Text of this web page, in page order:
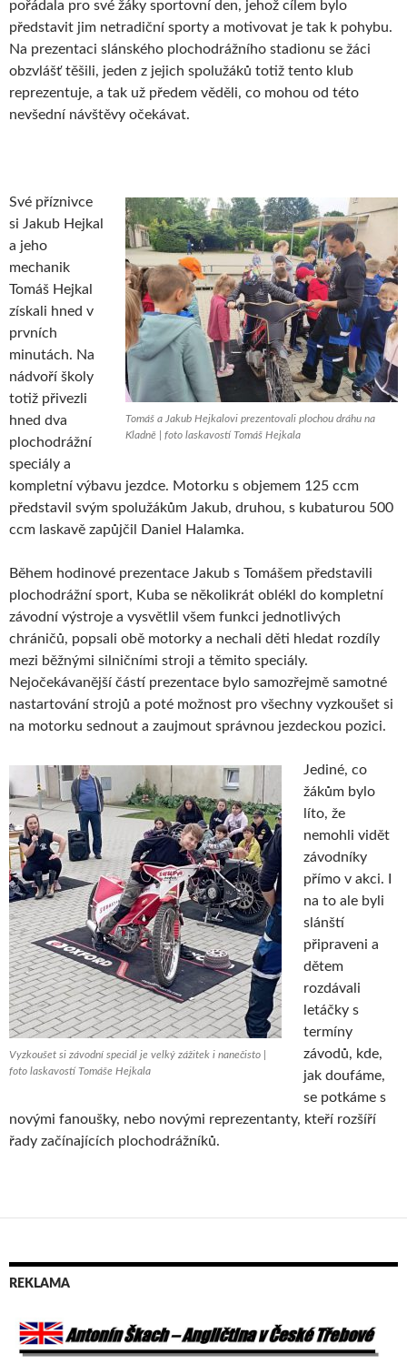
pořádala pro své žáky sportovní den, jehož cílem bylo
představit jim netradiční sporty a motivovat je tak k pohybu.
Na prezentaci slánského plochodrážního stadionu se žáci
obzvlášť těšili, jeden z jejich spolužáků totiž tento klub
reprezentuje, a tak už předem věděli, co mohou od této
nevšední návštěvy očekávat.
Tomáš a Jakub Hejkalovi prezentovali plochou dráhu na
Kladně | foto laskavostí Tomáš Hejkala
Své příznivce
si Jakub Hejkal
a jeho
mechanik
Tomáš Hejkal
získali hned v
prvních
minutách. Na
nádvoří školy
totiž přivezli
hned dva
plochodrážní
speciály a
kompletní výbavu jezdce. Motorku s objemem 125 ccm
představil svým spolužákům Jakub, druhou, s kubaturou 500
ccm laskavě zapůjčil Daniel Halamka.
Během hodinové prezentace Jakub s Tomášem představili
plochodrážní sport, Kuba se několikrát oblékl do kompletní
závodní výstroje a vysvětlil všem funkci jednotlivých
chráničů, popsali obě motorky a nechali děti hledat rozdíly
mezi běžnými silničními stroji a těmito speciály.
Nejočekávanější částí prezentace bylo samozřejmě samotné
nastartování strojů a poté možnost pro všechny vyzkoušet si
na motorku sednout a zaujmout správnou jezdeckou pozici.
Vyzkoušet si závodní speciál je velký zážitek i nanečisto |
foto laskavostí Tomáše Hejkala
Jediné, co
žákům bylo
líto, že
nemohli vidět
závodníky
přímo v akci. I
na to ale byli
slánští
připraveni a
dětem
rozdávali
letáčky s
termíny
závodů, kde,
jak doufáme,
se potkáme s
novými fanoušky, nebo novými reprezentanty, kteří rozšíří
řady začínajících plochodrážníků.
REKLAMA